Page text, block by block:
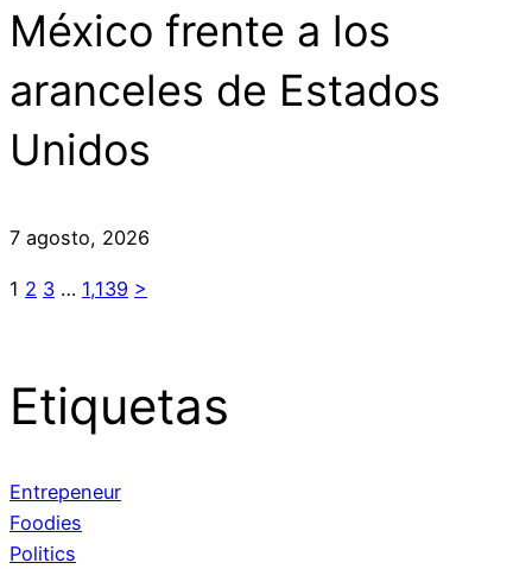
México frente a los
aranceles de Estados
Unidos
7 agosto, 2026
1 2 3 … 1,139 >
Etiquetas
Entrepeneur
Foodies
Politics